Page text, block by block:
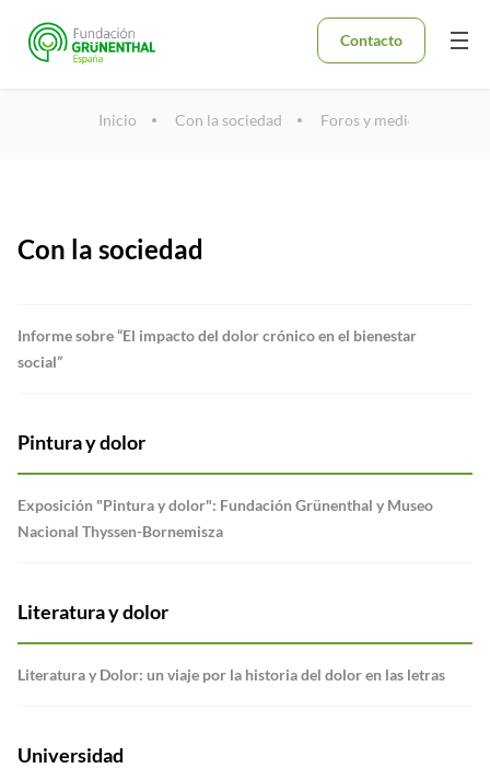
Contacto
Inicio Con la sociedad Foros y medios
Con la sociedad
Informe sobre “El impacto del dolor crónico en el bienestar
social”
Pintura y dolor
Exposición "Pintura y dolor": Fundación Grünenthal y Museo
Nacional Thyssen-Bornemisza
Literatura y dolor
Literatura y Dolor: un viaje por la historia del dolor en las letras
Universidad